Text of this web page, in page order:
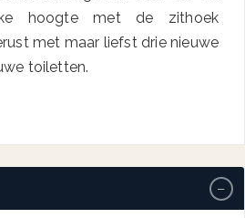
hoogte met de zithoek
met maar liefst drie nieuwe
toiletten.
−